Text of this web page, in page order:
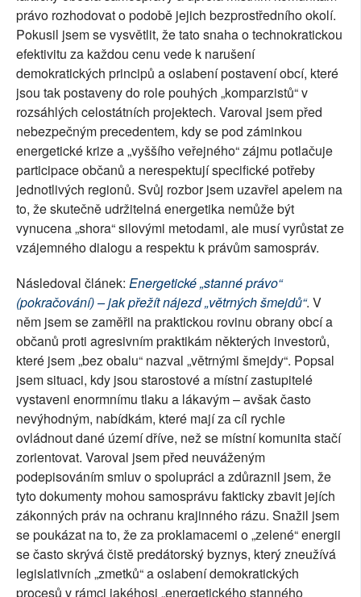
právo rozhodovat o podobě jejich bezprostředního okolí.
Pokusil jsem se vysvětlit, že tato snaha o technokratickou
efektivitu za každou cenu vede k narušení
demokratických principů a oslabení postavení obcí, které
jsou tak postaveny do role pouhých „komparzistů“ v
rozsáhlých celostátních projektech. Varoval jsem před
nebezpečným precedentem, kdy se pod záminkou
energetické krize a „vyššího veřejného“ zájmu potlačuje
participace občanů a nerespektují specifické potřeby
jednotlivých regionů. Svůj rozbor jsem uzavřel apelem na
to, že skutečně udržitelná energetika nemůže být
vynucena „shora“ silovými metodami, ale musí vyrůstat ze
vzájemného dialogu a respektu k právům samospráv.
Následoval článek: Energetické „stanné právo“
(pokračování) – jak přežít nájezd „větrných šmejdů“. V
něm jsem se zaměřil na praktickou rovinu obrany obcí a
občanů proti agresivním praktikám některých investorů,
které jsem „bez obalu“ nazval „větrnými šmejdy“. Popsal
jsem situaci, kdy jsou starostové a místní zastupitelé
vystaveni enormnímu tlaku a lákavým – avšak často
nevýhodným, nabídkám, které mají za cíl rychle
ovládnout dané území dříve, než se místní komunita stačí
zorientovat. Varoval jsem před neuváženým
podepisováním smluv o spolupráci a zdůraznil jsem, že
tyto dokumenty mohou samosprávu fakticky zbavit jejích
zákonných práv na ochranu krajinného rázu. Snažil jsem
se poukázat na to, že za proklamacemi o „zelené“ energii
se často skrývá čistě predátorský byznys, který zneužívá
legislativních „zmetků“ a oslabení demokratických
procesů v rámci jakéhosi „energetického stanného